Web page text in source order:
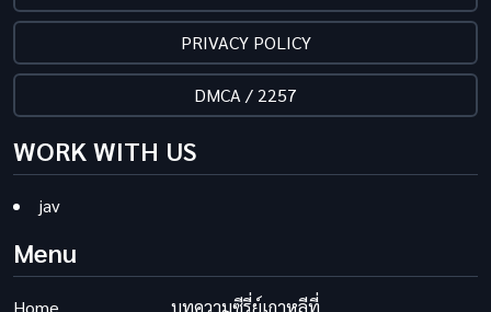
PRIVACY POLICY
DMCA / 2257
WORK WITH US
jav
Menu